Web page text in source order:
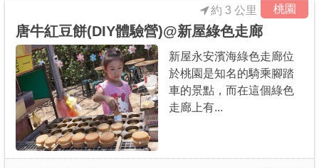
桃園
約 3 公里
唐牛紅豆餅(DIY體驗營)@新屋綠色走廊
新屋永安濱海綠色走廊位
於桃園是知名的騎乘腳踏
車的景點，而在這個綠色
走廊上有...